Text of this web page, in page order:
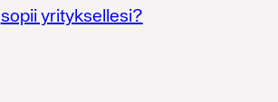
sopii yrityksellesi?